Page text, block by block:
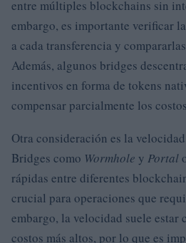
entre múltiples blockchains sin
embargo, es importante verificar
a cada transferencia y
Además, algunos bridges
incentivos en forma de tokens
compensar parcialmente los
Otra consideración es la
Bridges como Wormhole y Portal
rápidas entre diferentes
crucial para operaciones que
embargo, la velocidad suele estar
costos más altos, por lo que es